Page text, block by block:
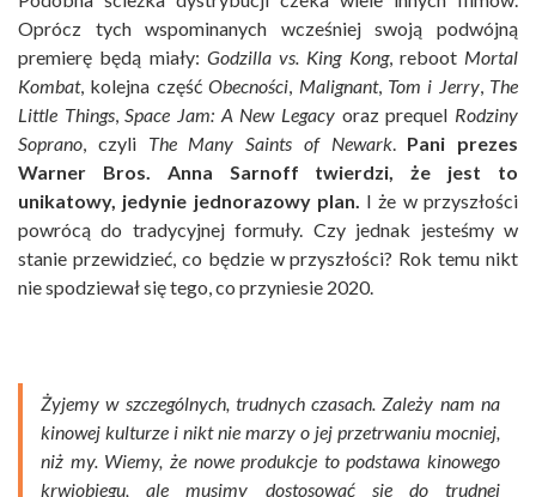
Oprócz tych wspominanych wcześniej swoją podwójną
premierę będą miały: Godzilla vs. King Kong, reboot Mortal
Kombat, kolejna częśćObecności, Malignant, Tom i Jerry, The
Little Things,Space Jam: A New Legacy oraz prequel Rodziny
Soprano, czyli The Many Saints of Newark. Pani prezes
Warner Bros. Anna Sarnoff twierdzi, że jest to
unikatowy, jedynie jednorazowy plan. I że w przyszłości
powrócą do tradycyjnej formuły. Czy jednak jesteśmy w
stanie przewidzieć, co będzie w przyszłości? Rok temu nikt
nie spodziewał się tego, co przyniesie 2020.
Żyjemy w szczególnych, trudnych czasach. Zależy nam na
kinowej kulturze i nikt nie marzy o jej przetrwaniu mocniej,
niż my. Wiemy, że nowe produkcje to podstawa kinowego
krwiobiegu, ale musimy dostosować się do trudnej